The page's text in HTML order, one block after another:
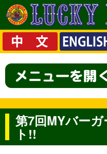
第7回MYバー
ト!!